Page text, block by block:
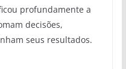
profundamente a
decisões,
seus resultados.